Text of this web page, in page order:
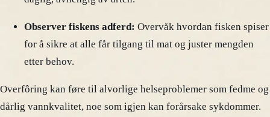
Observer fiskens adferd: Overvåk hvordan fisken spiser
for å sikre at alle får tilgang til mat og juster mengden
etter behov.
Overfôring kan føre til alvorlige helseproblemer som fedme og
dårlig vannkvalitet, noe som igjen kan forårsake sykdommer.